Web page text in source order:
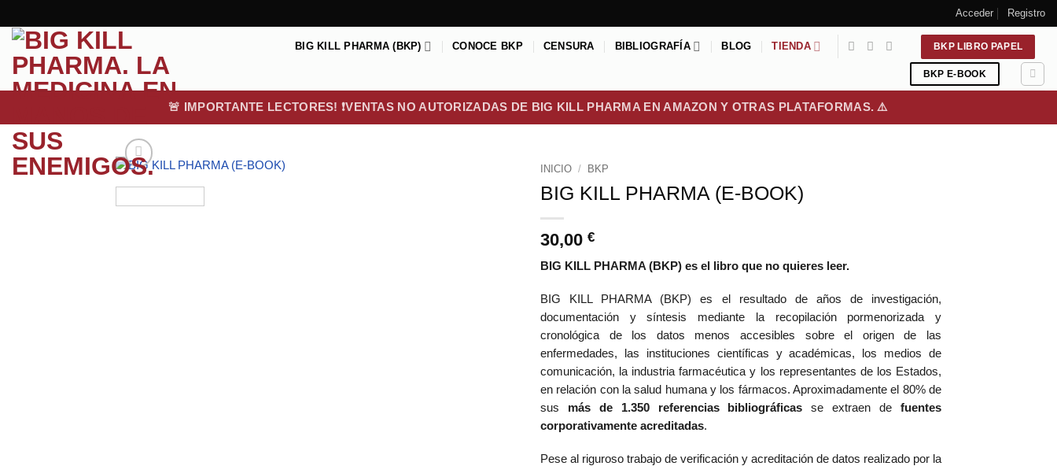
al
contenido
Acceder Registro
BIG KILL PHARMA (BKP) CONOCE BKP CENSURA BIBLIOGRAFÍA BLOG TIENDA BKP LIBRO PAPEL
BKP E-BOOK
🚨 IMPORTANTE LECTORES! ❗VENTAS NO AUTORIZADAS DE BIG KILL PHARMA EN AMAZON Y OTRAS PLATAFORMAS. ⚠️
INICIO / BKP
BIG KILL PHARMA (E-BOOK)
30,00 €
BIG KILL PHARMA (BKP) es el libro que no quieres leer.
BIG KILL PHARMA (BKP) es el resultado de años de investigación,
documentación y síntesis mediante la recopilación pormenorizada y
cronológica de los datos menos accesibles sobre el origen de las
enfermedades, las instituciones científicas y académicas, los medios de
comunicación, la industria farmacéutica y los representantes de los Estados,
en relación con la salud humana y los fármacos. Aproximadamente el 80% de
sus más de 1.350 referencias bibliográficas se extraen defuentes
corporativamente acreditadas.
Pese al riguroso trabajo de verificación y acreditación de datos realizado por la